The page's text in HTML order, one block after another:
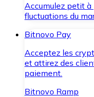
Accumulez petit à
fluctuations du
Bitnovo Pay
Acceptez les
et attirez des
paiement.
Bitnovo Ramp